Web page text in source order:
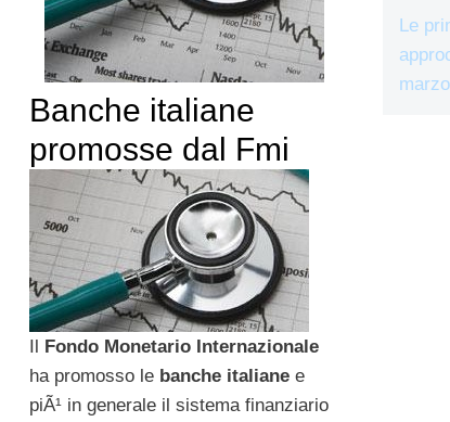
Banche italiane
promosse dal Fmi
Il Fondo Monetario Internazionale
ha promosso le banche italiane e
piÃ¹ in generale il sistema finanziario
Le